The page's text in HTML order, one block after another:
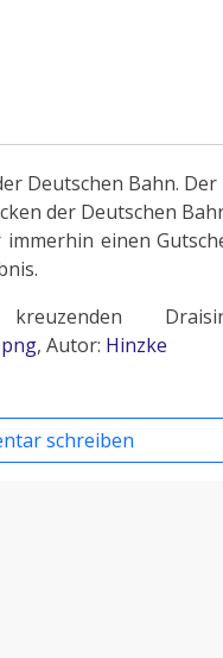
Deutschen Bahn.
der Deutschen
einen
, Autor: Hinzke
schreiben